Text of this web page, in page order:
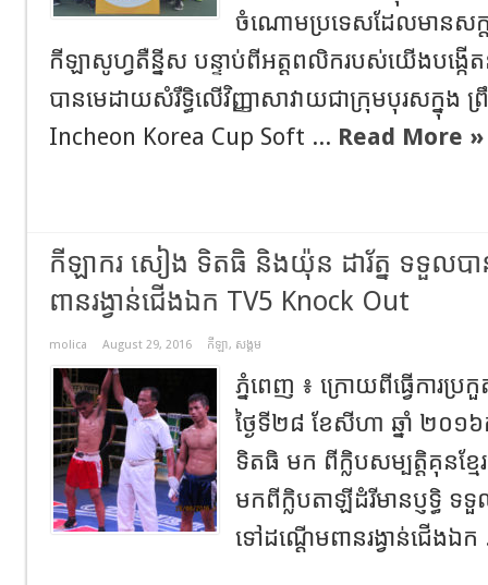
ចំណោមប្រទេសដែលមានសក្ត
កីឡាសូហ្វតឺន្នីស បន្ទាប់ពីអត្តពលិករបស់យើងបង្កើ
បានមេដាយសំរឹទ្ធិលើវិញ្ញាសាវាយជាក្រុមបុរសក្នុង
Incheon Korea Cup Soft ... Read More »
កីឡាករ សៀង ទិតធិ និងយ៉ុន ដារ័ត្ន ទទួលបា
ពានរង្វាន់ជើងឯក TV5 Knock Out
molica August 29, 2016 កីឡា, សង្គម
ភ្នំពេញ ៖ ក្រោយពីធ្វើការប្
ថ្ងៃទី២៨ ខែសីហា ឆ្នាំ ២០១
ទិតធិ មក ពីក្លិបសម្បត្តិគុនខ្ម
មកពីក្លិបតាឡីដំរីមានប្ញទ្ធិ
ទៅដណ្តើមពានរង្វាន់ជើងឯ